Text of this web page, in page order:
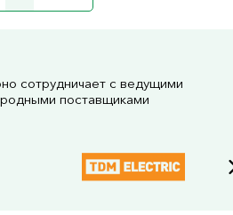
сотрудничает с ведущими
поставщиками